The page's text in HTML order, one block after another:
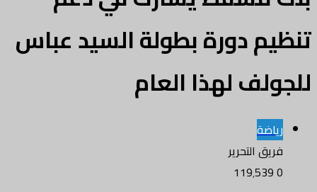
تنظيم دورة بطولة السيد عباس
للجولف لهذا العام
رياضة
فريق التحرير
0